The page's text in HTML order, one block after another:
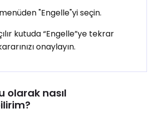
"Engelle"yi seçin.
kutuda “Engelle”ye tekrar
onaylayın.
olarak nasıl